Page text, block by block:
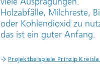
Holzabfälle, Milchreste,
oder Kohlendioxid zu
das ist ein guter Anfang.
Projektbeispiele Prinzip